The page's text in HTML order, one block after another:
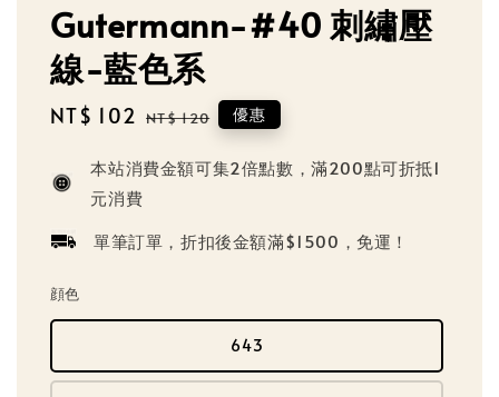
Gutermann-#40 刺繡壓
線-藍色系
Sale
NT$ 102 Regular
NT$ 120 優惠
本站消費金額可集2倍點數，滿200點可折抵1
元消費
單筆訂單，折扣後金額滿$1500，免運！
顔色
643